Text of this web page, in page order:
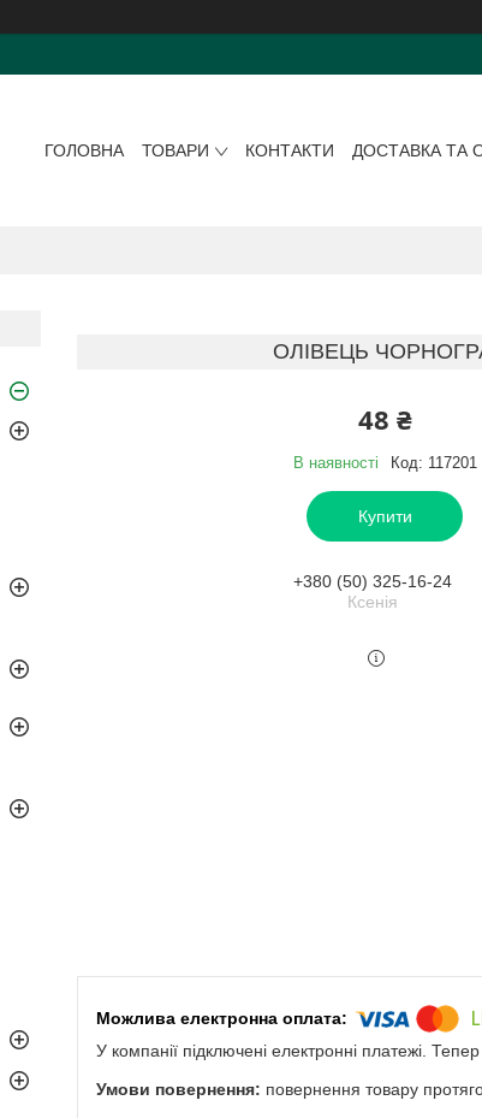
ГОЛОВНА ТОВАРИ КОНТАКТИ ДОСТАВКА ТА
ОЛІВЕЦЬ
48 ₴
В наявності Код: 117201
Купити
+380 (50) 325-16-24
Ксенія
У компанії підключені електронні платежі.
повернення товару